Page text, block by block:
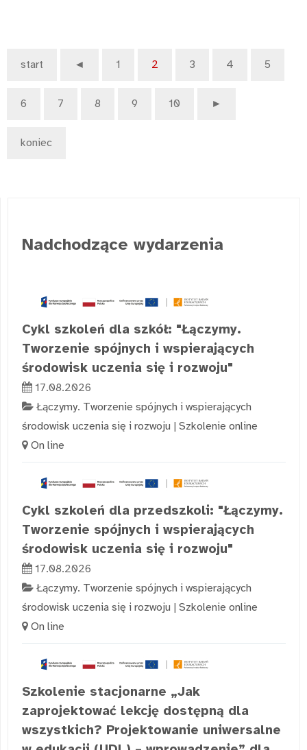
start ◄ 1 2 3 4 5
6 7 8 9 10 ►
koniec
Nadchodzące wydarzenia
Cykl szkoleń dla szkół: "Łączymy.
Tworzenie spójnych i wspierających
środowisk uczenia się i rozwoju"
17.08.2026
Łączymy. Tworzenie spójnych i wspierających
środowisk uczenia się i rozwoju | Szkolenie online
On line
Cykl szkoleń dla przedszkoli: "Łączymy.
Tworzenie spójnych i wspierających
środowisk uczenia się i rozwoju"
17.08.2026
Łączymy. Tworzenie spójnych i wspierających
środowisk uczenia się i rozwoju | Szkolenie online
On line
Szkolenie stacjonarne „Jak
zaprojektować lekcję dostępną dla
wszystkich? Projektowanie uniwersalne